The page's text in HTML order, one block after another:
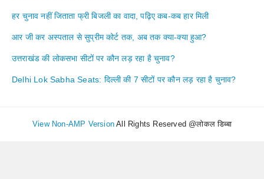
हर चुनाव नहीं जिताता फ्री बिजली का वादा, पढ़िए कब-कब हार मिली
आर जी कर अस्पताल से सुप्रीम कोर्ट तक, अब तक क्या-क्या हुआ?
उत्तराखंड की लोकसभा सीटों पर कौन लड़ रहा है चुनाव?
Delhi Lok Sabha Seats: दिल्ली की 7 सीटों पर कौन लड़ रहा है चुनाव?
View Non-AMP Version All Rights Reserved @लोकल डिब्बा